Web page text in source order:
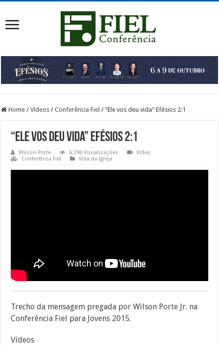
Home / Vídeos / Conferência Fiel / “Ele vos deu vida” Efésios 2:1
“Ele vos deu vida” Efésios 2:1
Wilson Porte 6,396 Visualizações
Vídeo
Conferência Fiel
Vida da Igreja
Trecho da mensagem pregada por Wilson Porte Jr. na
Conferência Fiel para Jovens 2015.
Vídeos